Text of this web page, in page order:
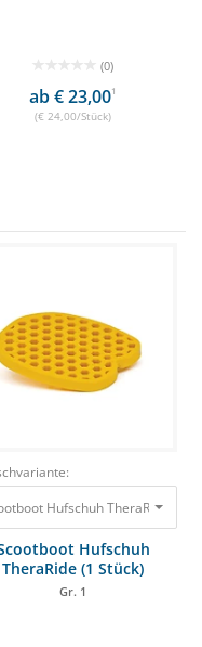
(0)
ab € 23,001
(€ 24,00/Stück)
€17,83 €
Hufschuh TheraRide (1
Hufschuh
TheraRide (1 Stück)
Gr. 1